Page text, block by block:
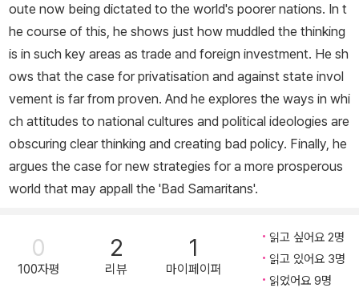
oute now being dictated to the world's poorer nations. In t
he course of this, he shows just how muddled the thinking
is in such key areas as trade and foreign investment. He sh
ows that the case for privatisation and against state invol
vement is far from proven. And he explores the ways in whi
ch attitudes to national cultures and political ideologies are
obscuring clear thinking and creating bad policy. Finally, he
argues the case for new strategies for a more prosperous
world that may appall the 'Bad Samaritans'.
0
100자평
2
리뷰
1
마이페이퍼
읽고 싶어요 2명
읽고 있어요 3명
읽었어요 9명